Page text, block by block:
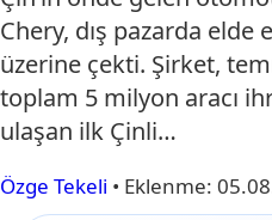
Chery, dış pazarda
üzerine çekti. Şirket,
toplam 5 milyon aracı
ulaşan ilk Çinli…
Özge Tekeli • Eklenme: